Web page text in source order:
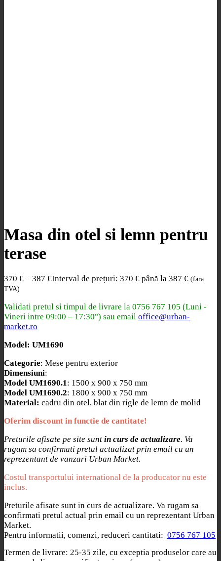
Masa din otel si lemn pentru
terase
370 € – 387 €Interval de prețuri: 370 € până la 387 € (fara
TVA)
Validati pretul si timpul de livrare la 0756 767 105 (Luni -
Vineri intre 09:00 – 17:30") sau email office@urban-
market.ro
Model: UM1690
Categorie: Mese pentru exterior
Dimensiuni:
Model UM1690.1: 1500 x 900 x 750 mm
Model UM1690.2: 1800 x 900 x 750 mm
Material: cadru din otel, blat din rigle de lemn de molid
Oferim discount in functie de cantitate!
Preturile afisate pe site sunt in curs de actualizare. Va
rugam sa confirmati pretul actualizat prin email cu un
reprezentant de vanzari Urban Market.
Costul transportului international de la producator nu este
inclus.
Preturile afisate sunt in curs de actualizare. Va rugam sa
confirmati pretul actual prin email cu un reprezentant Urban
Market.
Pentru informatii, comenzi, reduceri cantitati: 0756 767 105
Termen de livrare: 25-35 zile, cu exceptia produselor care au